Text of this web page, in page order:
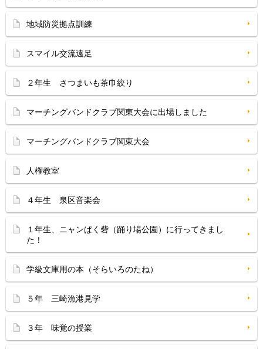
地域防災拠点訓練
スマイル交流遠足
２年生 さつまいも茶巾絞り
マーチングバンドクラブ関東大会に出場しました
マーチングバンドクラブ関東大会
人権教室
４年生 泉区音楽会
１年生、ニャンぱく砦（踊り場公園）に行ってきまし
た！
学級文庫用の本（そらいろのたね）
５年 三崎漁港見学
３年 味覚の授業